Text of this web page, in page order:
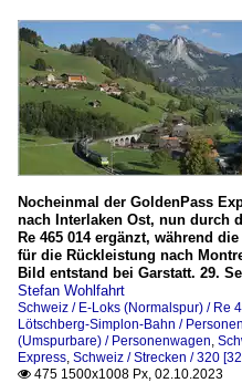
Nocheinmal der GoldenPass
nach Interlaken Ost, nun durch
Re 465 014 ergänzt, während
für die Rückleistung nach
Bild entstand bei Garstatt. 29.
Stefan Wohlfahrt
Schweiz / E-Loks (Normalspur) / Re
Lötschberg-Simplon-Bahn /
(Umspurbare) / Personenwagen
Express Schweiz / Strecken / 320
 475 1500x1008 Px, 02.10.2023